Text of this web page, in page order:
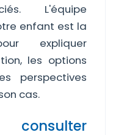
L'équipe
enfant est la
expliquer
les options
perspectives
cas.